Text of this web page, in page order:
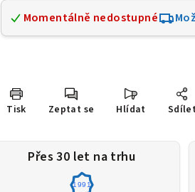
Momentálně nedostupné
Tisk Zeptat se Hlídat
Přes 30 let na trhu
1991